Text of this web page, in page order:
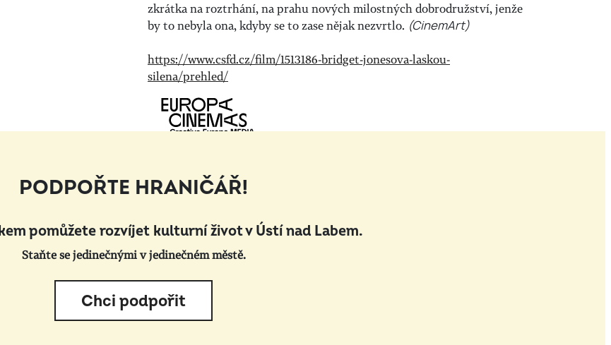
zkrátka na roztrhání, na prahu nových milostných dobrodružství, jenže
by to nebyla ona, kdyby se to zase nějak nezvrtlo. (CinemArt)
https://www.csfd.cz/film/1513186-bridget-jonesova-laskou-
silena/prehled/
PODPOŘTE HRANIČÁŘ!
pomůžete rozvíjet kulturní život v Ústí nad Labem.
Staňte se jedinečnými v jedinečném městě.
Chci podpořit